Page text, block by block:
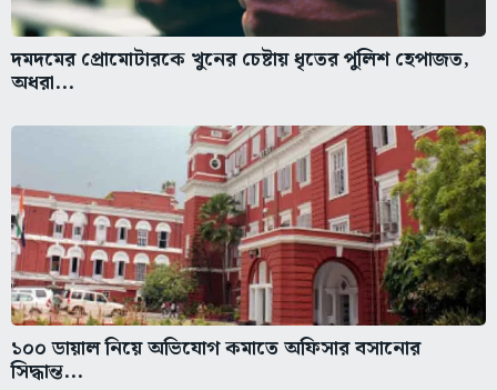
দমদমের প্রোমোটারকে খুনের চেষ্টায় ধৃতের পুলিশ হেপাজত,
অধরা...
১০০ ডায়াল নিয়ে অভিযোগ কমাতে অফিসার বসানোর
সিদ্ধান্ত...